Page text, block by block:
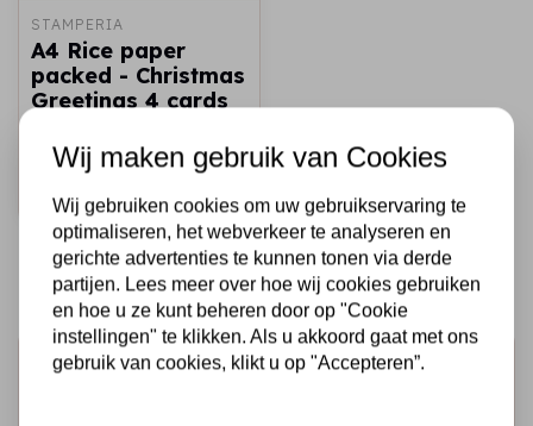
STAMPERIA
A4 Rice paper
packed - Christmas
Greetings 4 cards
€2,25
Schrijf je in voor de nieuwsbrief
Wij maken gebruik van Cookies
Wij gebruiken cookies om uw gebruikservaring te
optimaliseren, het webverkeer te analyseren en
gerichte advertenties te kunnen tonen via derde
partijen. Lees meer over hoe wij cookies gebruiken
en hoe u ze kunt beheren door op "Cookie
instellingen" te klikken. Als u akkoord gaat met ons
gebruik van cookies, klikt u op "Accepteren”.